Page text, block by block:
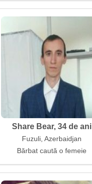
Share Bear, 34 de ani
Fuzuli, Azerbaidjan
Bărbat caută o femeie